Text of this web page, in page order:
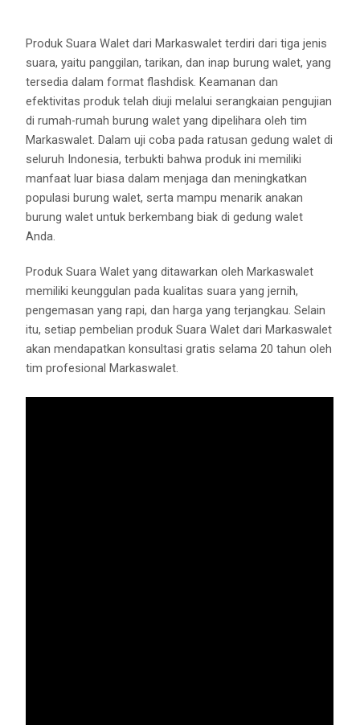
Produk Suara Walet dari Markaswalet terdiri dari tiga jenis
suara, yaitu panggilan, tarikan, dan inap burung walet, yang
tersedia dalam format flashdisk. Keamanan dan
efektivitas produk telah diuji melalui serangkaian pengujian
di rumah-rumah burung walet yang dipelihara oleh tim
Markaswalet. Dalam uji coba pada ratusan gedung walet di
seluruh Indonesia, terbukti bahwa produk ini memiliki
manfaat luar biasa dalam menjaga dan meningkatkan
populasi burung walet, serta mampu menarik anakan
burung walet untuk berkembang biak di gedung walet
Anda.
Produk Suara Walet yang ditawarkan oleh Markaswalet
memiliki keunggulan pada kualitas suara yang jernih,
pengemasan yang rapi, dan harga yang terjangkau. Selain
itu, setiap pembelian produk Suara Walet dari Markaswalet
akan mendapatkan konsultasi gratis selama 20 tahun oleh
tim profesional Markaswalet.